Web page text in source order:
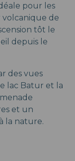
pour les
de
tôt le
depuis le
des vues
lac Batur et la
et un
la nature.